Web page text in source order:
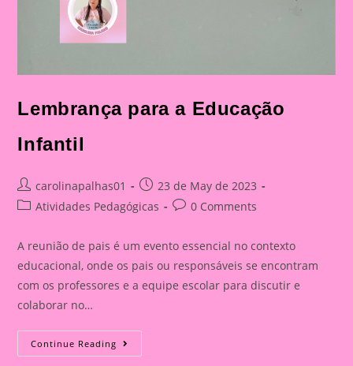
Lembrança para a Educação
Infantil
Post
author:
carolinapalhas01
Post
published:
23 de May de 2023
PostAtividades Pedagógicas
Post0 Comments
A reunião de pais é um evento essencial no contexto
educacional, onde os pais ou responsáveis se encontram
com os professores e a equipe escolar para discutir e
colaborar no…
Continue Reading Lembrança
Para